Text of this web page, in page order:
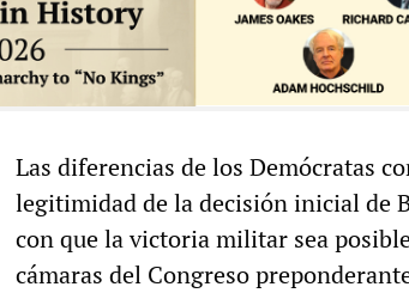
Las diferencias de los Demócratas
legitimidad de la decisión inicial de
con que la victoria militar sea
cámaras del Congreso